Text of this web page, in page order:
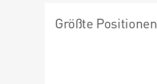
Größte Positionen